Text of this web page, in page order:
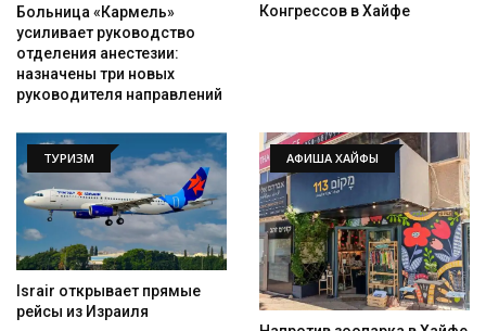
Больница «Кармель»
усиливает руководство
отделения анестезии:
назначены три новых
руководителя направлений
Конгрессов в Хайфе
ТУРИЗМ
Israir открывает прямые
рейсы из Израиля
АФИША ХАЙФЫ